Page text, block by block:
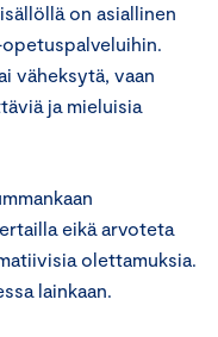
on asiallinen
väheksytä, vaan
ja mieluisia
eikä arvoteta
olettamuksia.
lainkaan.